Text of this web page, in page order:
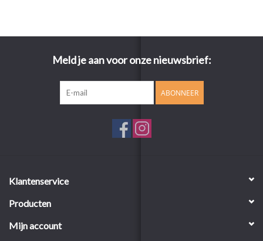
Meld je aan voor onze nieuwsbrief:
ABONNEER
Klantenservice
Producten
Mijn account